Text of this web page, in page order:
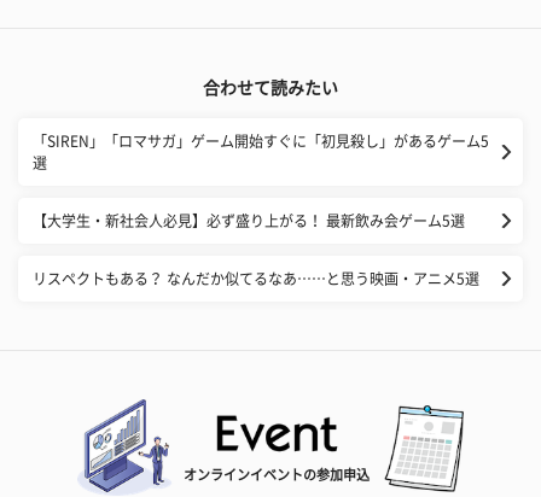
合わせて読みたい
「SIREN」「ロマサガ」ゲーム開始すぐに「初見殺し」があるゲーム5
選
【大学生・新社会人必見】必ず盛り上がる！ 最新飲み会ゲーム5選
リスペクトもある？ なんだか似てるなあ……と思う映画・アニメ5選
オンラインイベントの参加申込